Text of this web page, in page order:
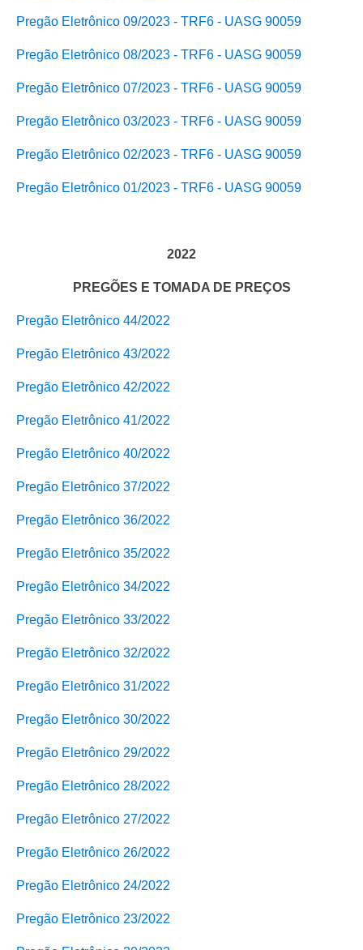
Pregão Eletrônico 09/2023 - TRF6 - UASG 90059
Pregão Eletrônico 08/2023 - TRF6 - UASG 90059
Pregão Eletrônico 07/2023 - TRF6 - UASG 90059
Pregão Eletrônico 03/2023 - TRF6 - UASG 90059
Pregão Eletrônico 02/2023 - TRF6 - UASG 90059
Pregão Eletrônico 01/2023 - TRF6 - UASG 90059
2022
PREGÕES E TOMADA DE PREÇOS
Pregão Eletrônico 44/2022
Pregão Eletrônico 43/2022
Pregão Eletrônico 42/2022
Pregão Eletrônico 41/2022
Pregão Eletrônico 40/2022
Pregão Eletrônico 37/2022
Pregão Eletrônico 36/2022
Pregão Eletrônico 35/2022
Pregão Eletrônico 34/2022
Pregão Eletrônico 33/2022
Pregão Eletrônico 32/2022
Pregão Eletrônico 31/2022
Pregão Eletrônico 30/2022
Pregão Eletrônico 29/2022
Pregão Eletrônico 28/2022
Pregão Eletrônico 27/2022
Pregão Eletrônico 26/2022
Pregão Eletrônico 24/2022
Pregão Eletrônico 23/2022